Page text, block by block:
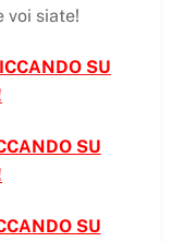
voi siate!
SU
SU
SU